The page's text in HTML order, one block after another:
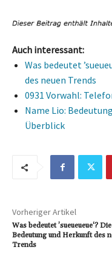
Auch interessant:
Was bedeutet
des neuen Trends
0931 Vorwahl:
Name Lio:
Überblick
Vorheriger Artikel
Was bedeutet ’sueueueue‘? Die
Bedeutung und Herkunft des
Trends